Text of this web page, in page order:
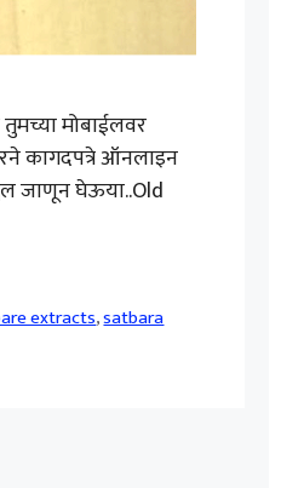
मोबाईलवर
कागदपत्रे ऑनलाइन
जाणून घेऊया..Old
extracts,satbara